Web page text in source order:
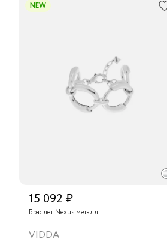
NEW
15 092 ₽
Браслет Nexus металл
VIDDA